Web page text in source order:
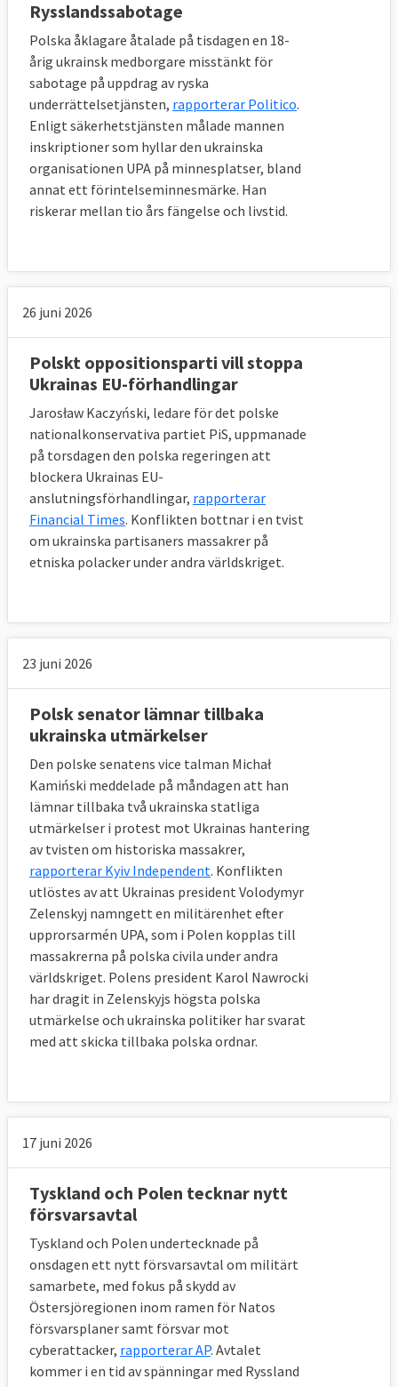
Rysslandssabotage
Polska åklagare åtalade på tisdagen en 18-
årig ukrainsk medborgare misstänkt för
sabotage på uppdrag av ryska
underrättelsetjänsten, rapporterar Politico.
Enligt säkerhetstjänsten målade mannen
inskriptioner som hyllar den ukrainska
organisationen UPA på minnesplatser, bland
annat ett förintelseminnesmärke. Han
riskerar mellan tio års fängelse och livstid.
26 juni 2026
Polskt oppositionsparti vill stoppa
Ukrainas EU-förhandlingar
Jarosław Kaczyński, ledare för det polske
nationalkonservativa partiet PiS, uppmanade
på torsdagen den polska regeringen att
blockera Ukrainas EU-
anslutningsförhandlingar, rapporterar
Financial Times. Konflikten bottnar i en tvist
om ukrainska partisaners massakrer på
etniska polacker under andra världskriget.
23 juni 2026
Polsk senator lämnar tillbaka
ukrainska utmärkelser
Den polske senatens vice talman Michał
Kamiński meddelade på måndagen att han
lämnar tillbaka två ukrainska statliga
utmärkelser i protest mot Ukrainas hantering
av tvisten om historiska massakrer,
rapporterar Kyiv Independent. Konflikten
utlöstes av att Ukrainas president Volodymyr
Zelenskyj namngett en militärenhet efter
upprorsarmén UPA, som i Polen kopplas till
massakrerna på polska civila under andra
världskriget. Polens president Karol Nawrocki
har dragit in Zelenskyjs högsta polska
utmärkelse och ukrainska politiker har svarat
med att skicka tillbaka polska ordnar.
17 juni 2026
Tyskland och Polen tecknar nytt
försvarsavtal
Tyskland och Polen undertecknade på
onsdagen ett nytt försvarsavtal om militärt
samarbete, med fokus på skydd av
Östersjöregionen inom ramen för Natos
försvarsplaner samt försvar mot
cyberattacker, rapporterar AP. Avtalet
kommer i en tid av spänningar med Ryssland